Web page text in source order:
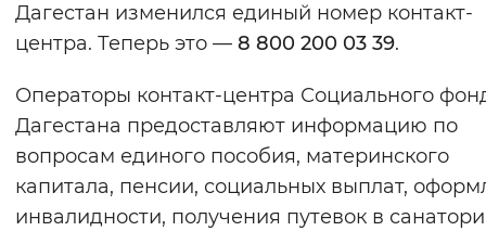
Цвет сайта
Синий фон
Изображения
Включены Выключены
Дагестан изменился единый номер контакт-
центра. Теперь это — 8 800 200 03 39.
Операторы контакт-центра Социального
Дагестана предоставляют информацию по
вопросам единого пособия, материнского
капитала, пенсии, социальных выплат,
инвалидности, получения путевок в